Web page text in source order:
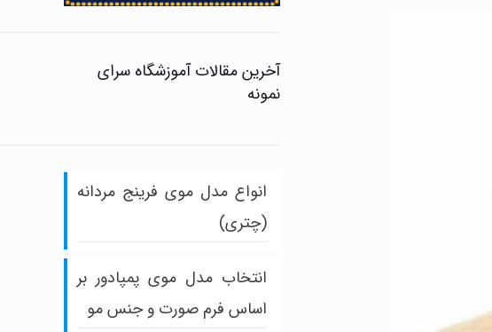
آخرین مقالات آموزشگاه سرای
نمونه
انواع مدل موی فرینج مردانه
(چتری)
انتخاب مدل موی پمپادور بر
اساس فرم صورت و جنس مو